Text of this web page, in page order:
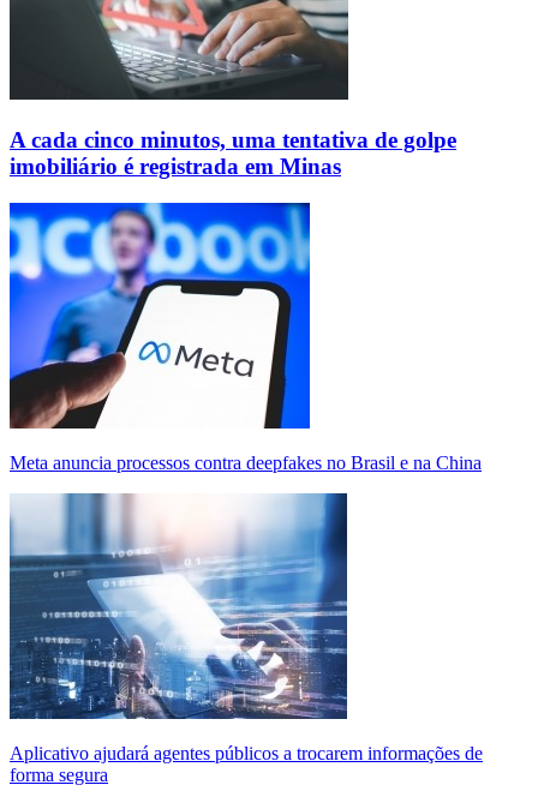
A cada cinco minutos, uma tentativa de golpe
imobiliário é registrada em Minas
Meta anuncia processos contra deepfakes no Brasil e na China
Aplicativo ajudará agentes públicos a trocarem informações de
forma segura